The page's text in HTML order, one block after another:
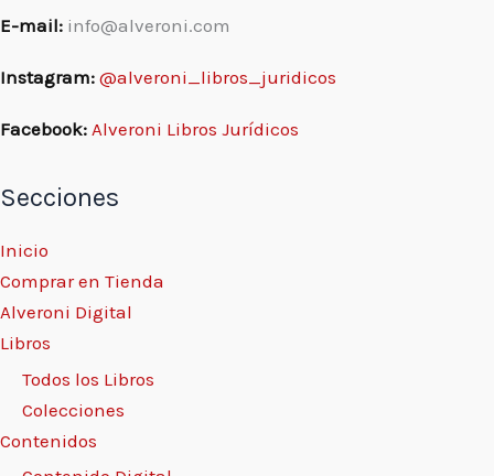
E-mail: info@alveroni.com
Instagram: @alveroni_libros_juridicos
Facebook: Alveroni Libros Jurídicos
Secciones
Inicio
Comprar en Tienda
Alveroni Digital
Libros
Todos los Libros
Colecciones
Contenidos